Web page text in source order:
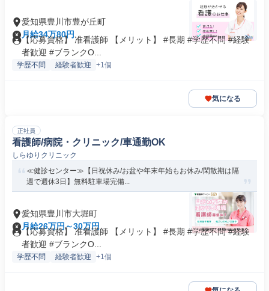
愛知県豊川市豊が丘町
月給34万80円
【応募資格】 准看護師 【メリット】 #長期 #学歴不問 #経験
者歓迎 #ブランクO...
学歴不問 経験者歓迎 +1個
気になる
正社員
看護師/病院・クリニック/車通勤OK
しらゆりクリニック
≪健診センター≫【日祝休み/お盆や年末年始もお休み/閑散期は隔
週で週休3日】無料駐車場完備...
愛知県豊川市大堀町
月給26万円～30万円
【応募資格】 准看護師 【メリット】 #長期 #学歴不問 #経験
者歓迎 #ブランクO...
学歴不問 経験者歓迎 +1個